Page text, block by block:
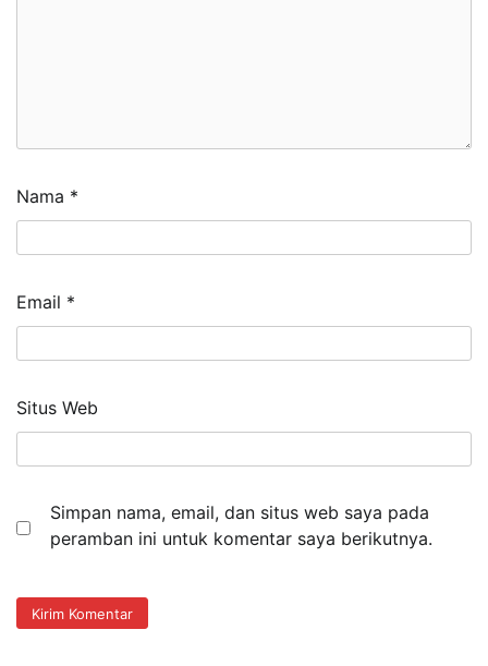
Nama *
Email *
Situs Web
Simpan nama, email, dan situs web saya pada
peramban ini untuk komentar saya berikutnya.